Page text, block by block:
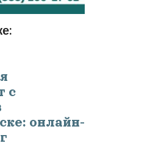
с
онлайн-